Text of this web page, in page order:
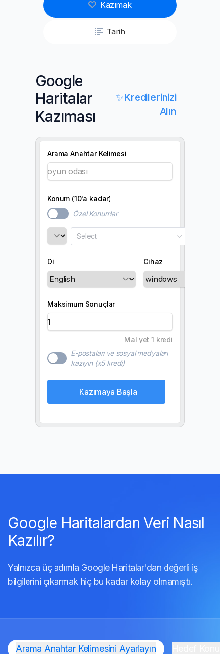
Kazımak
Tarih
Google
Haritalar
Kazıması
✨Kredilerinizi
Alın
Arama Anahtar Kelimesi
Konum (10'a kadar)
Özel Konumlar
Select
Dil Cihaz
Maksimum Sonuçlar
Maliyet 1 kredi
E-postaları ve sosyal medyaları
kazıyın (x5 kredi)
Kazımaya Başla
Google Haritalardan Veri Nasıl
Kazılır?
Yalnızca üç adımla Google Haritalar'dan değerli iş
bilgilerini çıkarmak hiç bu kadar kolay olmamıştı.
Arama Anahtar Kelimesini Ayarlayın